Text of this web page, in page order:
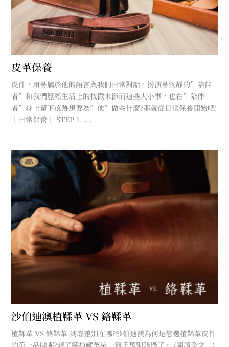
皮革保養
皮件，用著屬於他的語言與我們日常對話，扮演著沉靜的”陪伴
者”和我們歷經生活上的枝微末節而這些大小事，也在”陪伴
者”身上留下痕跡想要為”他”做些什麼?那就從日常保養開始吧!
｜日常保養｜ STEP 1. ...
沙伯迪澳植鞣革 VS 鉻鞣革
植鞣革 VS 鉻鞣革 到底差別在哪?沙伯迪澳為何是您選植鞣革皮件
的第一品牌呢?想了解植鞣革這一篇千萬別錯過了。 (閱讀全文...)